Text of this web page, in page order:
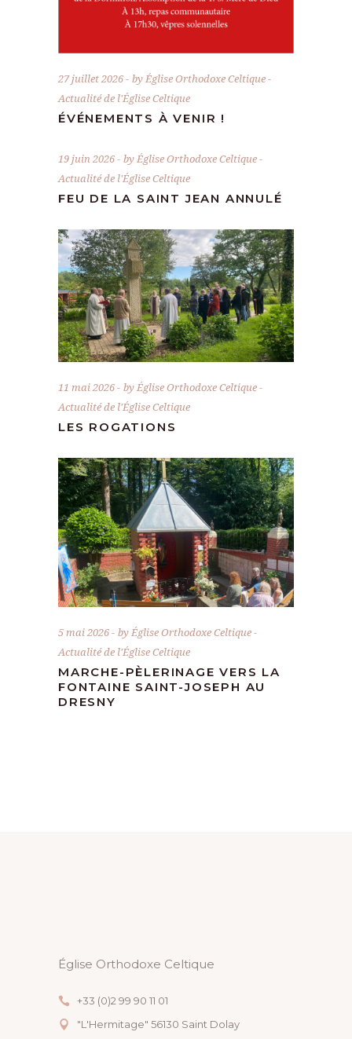
27 juillet 2026 byÉglise Orthodoxe Celtique
Actualité de l'Église Celtique
ÉVÉNEMENTS À VENIR !
19 juin 2026 byÉglise Orthodoxe Celtique
Actualité de l'Église Celtique
FEU DE LA SAINT JEAN ANNULÉ
11 mai 2026 byÉglise Orthodoxe Celtique
Actualité de l'Église Celtique
LES ROGATIONS
5 mai 2026 byÉglise Orthodoxe Celtique
Actualité de l'Église Celtique
MARCHE-PÈLERINAGE VERS LA
FONTAINE SAINT-JOSEPH AU
DRESNY
Église Orthodoxe Celtique
+33 (0)2 99 90 11 01
"L'Hermitage" 56130 Saint Dolay